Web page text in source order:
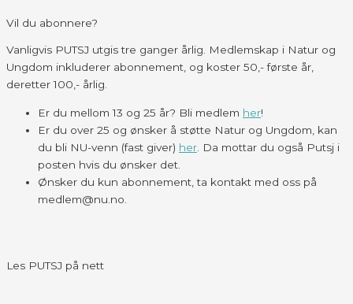
Vil du abonnere?
Vanligvis PUTSJ utgis tre ganger årlig. Medlemskap i Natur og
Ungdom inkluderer abonnement, og koster 50,- første år,
deretter 100,- årlig.
Er du mellom 13 og 25 år? Bli medlem her!
Er du over 25 og ønsker å støtte Natur og Ungdom, kan
du bli NU-venn (fast giver) her . Da mottar du også Putsj i
posten hvis du ønsker det.
Ønsker du kun abonnement, ta kontakt med oss på
medlem@nu.no.
Les PUTSJ på nett